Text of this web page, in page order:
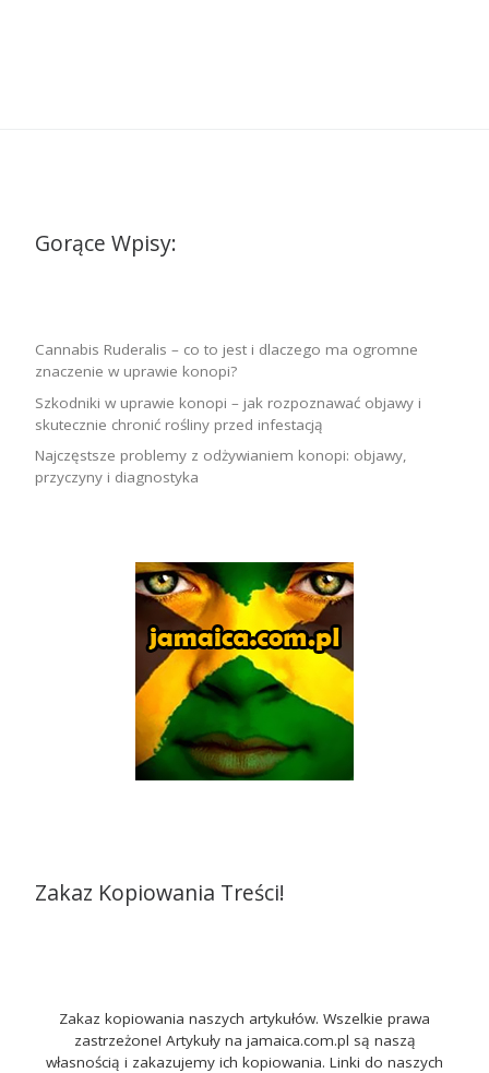
Gorące Wpisy:
Cannabis Ruderalis – co to jest i dlaczego ma ogromne
znaczenie w uprawie konopi?
Szkodniki w uprawie konopi – jak rozpoznawać objawy i
skutecznie chronić rośliny przed infestacją
Najczęstsze problemy z odżywianiem konopi: objawy,
przyczyny i diagnostyka
Zakaz Kopiowania Treści!
Zakaz kopiowania naszych artykułów. Wszelkie prawa
zastrzeżone! Artykuły na jamaica.com.pl są naszą
własnością i zakazujemy ich kopiowania. Linki do naszych